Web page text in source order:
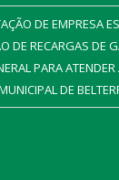
DE EMPRESA
DE RECARGAS DE
PARA
DE